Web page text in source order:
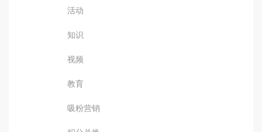
活动
知识
视频
教育
吸粉营销